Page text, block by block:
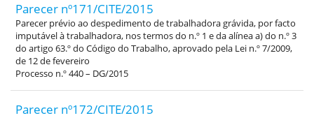
Parecer nº171/CITE/2015
Parecer prévio ao despedimento de trabalhadora grávida, por facto
imputável à trabalhadora, nos termos do n.º 1 e da alínea a) do n.º 3
do artigo 63.º do Código do Trabalho, aprovado pela Lei n.º 7/2009,
de 12 de fevereiro
Processo n.º 440 – DG/2015
Parecer nº172/CITE/2015